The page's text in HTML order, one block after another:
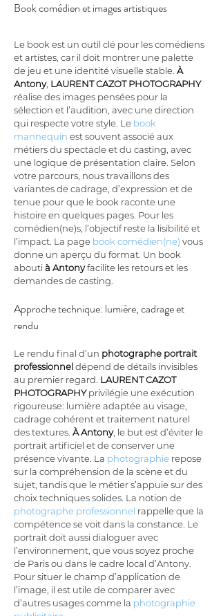
Book comédien et images artistiques
Le book est un outil clé pour les comédiens
et artistes, car il doit montrer une palette
de jeu et une identité visuelle stable. À
Antony, LAURENT CAZOT PHOTOGRAPHY
réalise des images pensées pour la
sélection et l’audition, avec une direction
qui respecte votre style. Le book
mannequin est souvent associé aux
métiers du spectacle et du casting, avec
une logique de présentation claire. Selon
votre parcours, nous travaillons des
variantes de cadrage, d’expression et de
tenue pour que le book raconte une
histoire en quelques pages. Pour les
comédien(ne)s, l’objectif reste la lisibilité et
l’impact. La page book comédien(ne) vous
donne un aperçu du format. Un book
abouti à Antony facilite les retours et les
demandes de casting.
Approche technique: lumière, cadrage et
rendu
Le rendu final d’un photographe portrait
professionnel dépend de détails invisibles
au premier regard. LAURENT CAZOT
PHOTOGRAPHY privilégie une exécution
rigoureuse: lumière adaptée au visage,
cadrage cohérent et traitement naturel
des textures. À Antony, le but est d’éviter le
portrait artificiel et de conserver une
présence vivante. La photographie repose
sur la compréhension de la scène et du
sujet, tandis que le métier s’appuie sur des
choix techniques solides. La notion de
photographe professionnel rappelle que la
compétence se voit dans la constance. Le
portrait doit aussi dialoguer avec
l’environnement, que vous soyez proche
de Paris ou dans le cadre local d’Antony.
Pour situer le champ d’application de
l’image, il est utile de comparer avec
d’autres usages comme la photographie